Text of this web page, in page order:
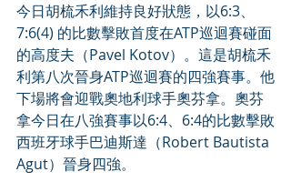
今日胡梳禾利維持良好狀態，以6:3、
7:6(4) 的比數擊敗首度在ATP巡迴賽碰面
的高度夫（Pavel Kotov）。這是胡梳禾
利第八次晉身ATP巡迴賽的四強賽事。他
下場將會迎戰奧地利球手奧芬拿。奧芬
拿今日在八強賽事以6:4、6:4的比數擊敗
西班牙球手巴迪斯達（Robert Bautista
Agut）晉身四強。